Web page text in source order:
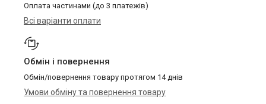
Оплата частинами (до 3 платежів)
Всі варіанти оплати
Обмін і повернення
Обмін/повернення товару протягом 14 днів
Умови обміну та повернення товару